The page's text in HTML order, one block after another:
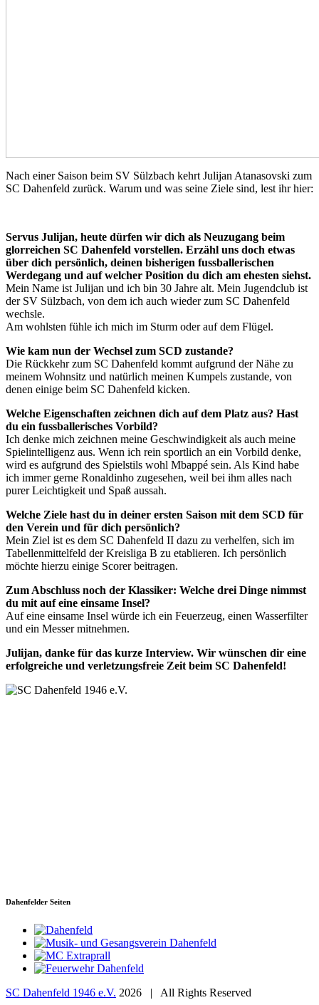
Nach einer Saison beim SV Sülzbach kehrt Julijan Atanasovski zum
SC Dahenfeld zurück. Warum und was seine Ziele sind, lest ihr hier:
Servus Julijan, heute dürfen wir dich als Neuzugang beim
glorreichen SC Dahenfeld vorstellen. Erzähl uns doch etwas
über dich persönlich, deinen bisherigen fussballerischen
Werdegang und auf welcher Position du dich am ehesten siehst.
Mein Name ist Julijan und ich bin 30 Jahre alt. Mein Jugendclub ist
der SV Sülzbach, von dem ich auch wieder zum SC Dahenfeld
wechsle.
Am wohlsten fühle ich mich im Sturm oder auf dem Flügel.
Wie kam nun der Wechsel zum SCD zustande?
Die Rückkehr zum SC Dahenfeld kommt aufgrund der Nähe zu
meinem Wohnsitz und natürlich meinen Kumpels zustande, von
denen einige beim SC Dahenfeld kicken.
Welche Eigenschaften zeichnen dich auf dem Platz aus? Hast
du ein fussballerisches Vorbild?
Ich denke mich zeichnen meine Geschwindigkeit als auch meine
Spielintelligenz aus. Wenn ich rein sportlich an ein Vorbild denke,
wird es aufgrund des Spielstils wohl Mbappé sein. Als Kind habe
ich immer gerne Ronaldinho zugesehen, weil bei ihm alles nach
purer Leichtigkeit und Spaß aussah.
Welche Ziele hast du in deiner ersten Saison mit dem SCD für
den Verein und für dich persönlich?
Mein Ziel ist es dem SC Dahenfeld II dazu zu verhelfen, sich im
Tabellenmittelfeld der Kreisliga B zu etablieren. Ich persönlich
möchte hierzu einige Scorer beitragen.
Zum Abschluss noch der Klassiker: Welche drei Dinge nimmst
du mit auf eine einsame Insel?
Auf eine einsame Insel würde ich ein Feuerzeug, einen Wasserfilter
und ein Messer mitnehmen.
Julijan, danke für das kurze Interview. Wir wünschen dir eine
erfolgreiche und verletzungsfreie Zeit beim SC Dahenfeld!
Dahenfelder Seiten
SC Dahenfeld 1946 e.V. 2026 | All Rights Reserved